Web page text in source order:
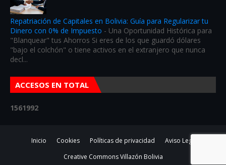
Repatriación de Capitales en Bolivia: Guía para Regularizar tu
Dinero con 0% de Impuesto - Una Oportunidad Histórica para
"Blanquear" tus Ahorros Si eres de los que guardó dólares
"bajo el colchón" o tiene activos en el extranjero que nunca
decl...
ACCESOS EN TOTAL
1561992
Inicio Cookies Políticas de privacidad
Aviso Legal
Creative CommonsVillazón Bolivia